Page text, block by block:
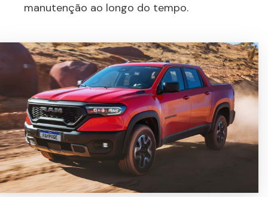
manutenção ao longo do tempo.